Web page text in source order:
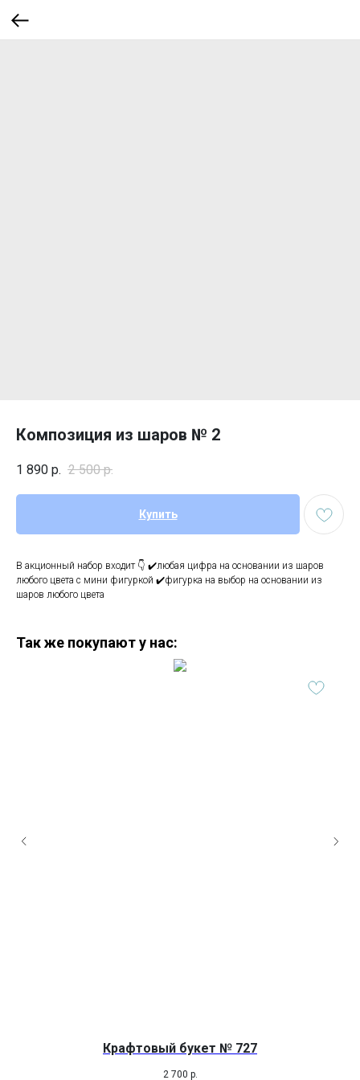
Композиция из шаров № 2
1 890 р. 2 500 р.
Купить
В акционный набор входит 👇 ✔️любая цифра на основании из шаров
любого цвета с мини фигуркой ✔️фигурка на выбор на основании из
шаров любого цвета
Так же покупают у нас:
Крафтовый букет № 727
2 700 р.